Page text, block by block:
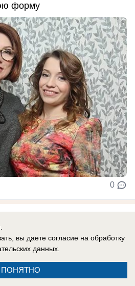
форму
0
вы даете согласие на обработку
данных.
ПОНЯТНО